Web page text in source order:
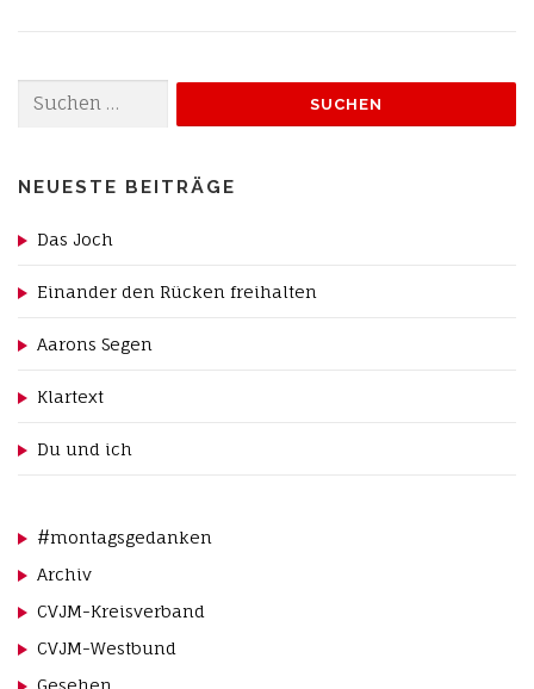
nach:
NEUESTE BEITRÄGE
Das Joch
Einander den Rücken freihalten
Aarons Segen
Klartext
Du und ich
#montagsgedanken
Archiv
CVJM-Kreisverband
CVJM-Westbund
Gesehen